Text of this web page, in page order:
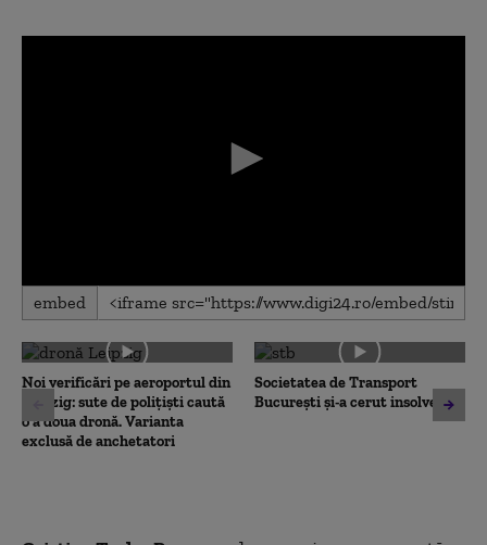
0
seconds
0
seconds
embed
Noi verificări pe aeroportul din
Leipzig: sute de polițiști caută
o a doua dronă. Varianta
exclusă de anchetatori
Societatea de Transport
București și-a cerut insolvența